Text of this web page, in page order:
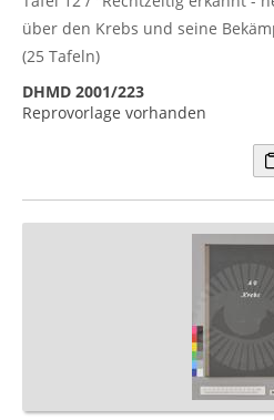
über den Krebs und seine
(25 Tafeln)
DHMD 2001/223
Reprovorlage vorhanden